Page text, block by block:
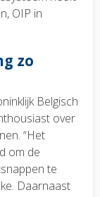
OIP in
zo
Belgisch
over
“Het
om de
te
Daarnaast